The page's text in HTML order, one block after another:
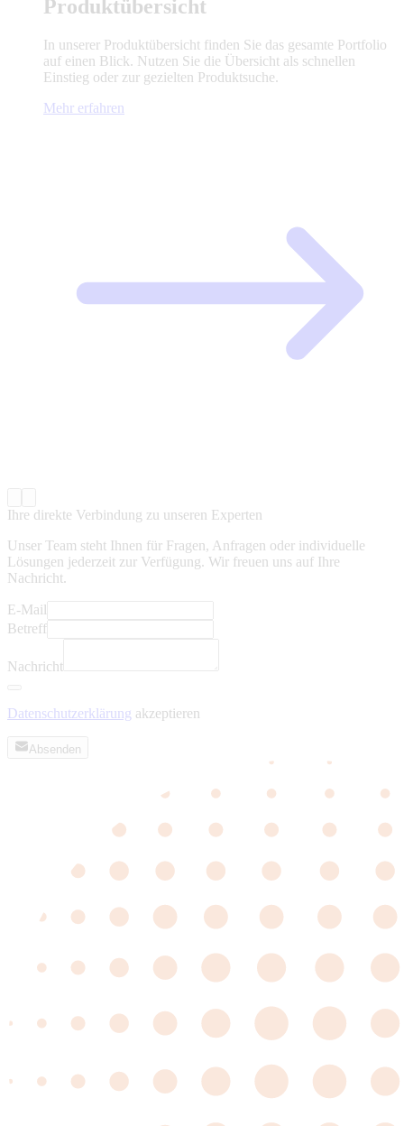
Produktübersicht
In unserer Produktübersicht finden Sie das gesamte Portfolio
auf einen Blick. Nutzen Sie die Übersicht als schnellen
Einstieg oder zur gezielten Produktsuche.
Mehr erfahren
Ihre direkte Verbindung zu unseren Experten
Unser Team steht Ihnen für Fragen, Anfragen oder individuelle
Lösungen jederzeit zur Verfügung. Wir freuen uns auf Ihre
Nachricht.
E-Mail
Betreff
Nachricht
Datenschutzerklärung akzeptieren
Absenden